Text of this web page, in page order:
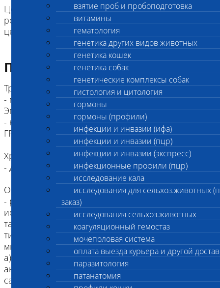
взятие проб и пробоподготовка
витамины
гематология
генетика других видов животных
генетика кошек
генетика собак
генетические комплексы собак
гистология и цитология
гормоны
гормоны (профили)
инфекции и инвазии (ифа)
инфекции и инвазии (пцр)
инфекции и инвазии (экспресс)
инфекционные профили (пцр)
исследование кала
исследования для сельхоз.животных
заказ)
исследования сельхоз.животных
коагуляционный гемостаз
мочеполовая система
оплата выезда курьера и другой
паразитология
патанатомия
Цель исследования: выделение ДНК простейших
рода Cryptosporidium методом полимеразной
цепной реакции
Подготовка к исследованию
Требования к пробе:
- мазок (соскоб) из прямой кишки в пробирку
Эппендорф+0,5 мл физ. раствора
- кал в контейнере - допускается для ПТИЦ,
ГРЫЗУНОВ и РЕПТИЛИЙ
Хранение проб:
- до 48 часов при +2-+8⁰С
Общие правила взятия смывов:
- ректальный мазок (соскоб) берется с
использовнаием стерильных зондов с ватными
тампонами и стерильных пробирок объемом
типа Эппендор на 1,5 мл, содержащие 300-500
мкл стерильного физиологического раствора.
а) При наличии загрязнений на поверхности
анального отверстия убрать их стерильной
салфеткой смоченной физиологическим